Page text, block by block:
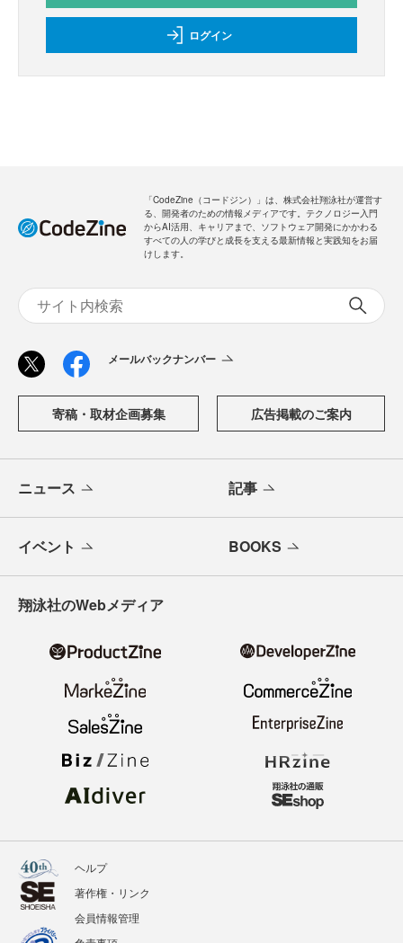
ログイン
「CodeZine（コードジン）」は、株式会社翔泳社が運営す
る、開発者のための情報メディアです。テクノロジー入門
からAI活用、キャリアまで、ソフトウェア開発にかかわる
すべての人の学びと成長を支える最新情報と実践知をお届
けします。
メールバックナンバー
寄稿・取材企画募集 広告掲載のご案内
ニュース 記事
イベント BOOKS
翔泳社のWebメディア
ヘルプ
著作権・リンク
会員情報管理